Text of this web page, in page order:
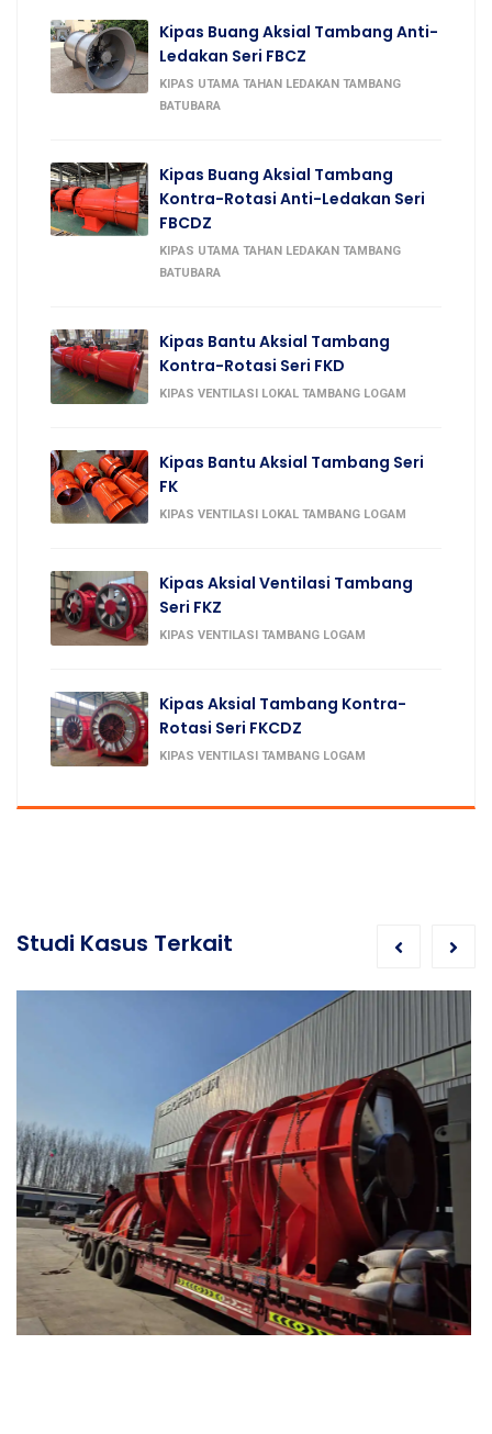
Kipas Buang Aksial Tambang Anti-
Ledakan Seri FBCZ
KIPAS UTAMA TAHAN LEDAKAN TAMBANG
BATUBARA
Kipas Buang Aksial Tambang
Kontra-Rotasi Anti-Ledakan Seri
FBCDZ
KIPAS UTAMA TAHAN LEDAKAN TAMBANG
BATUBARA
Kipas Bantu Aksial Tambang
Kontra-Rotasi Seri FKD
KIPAS VENTILASI LOKAL TAMBANG LOGAM
Kipas Bantu Aksial Tambang Seri
FK
KIPAS VENTILASI LOKAL TAMBANG LOGAM
Kipas Aksial Ventilasi Tambang
Seri FKZ
KIPAS VENTILASI TAMBANG LOGAM
Kipas Aksial Tambang Kontra-
Rotasi Seri FKCDZ
KIPAS VENTILASI TAMBANG LOGAM
Studi Kasus Terkait
Pengiriman Kipas Tambang Aksial Kontra-Rotasi Seri FKCDZ